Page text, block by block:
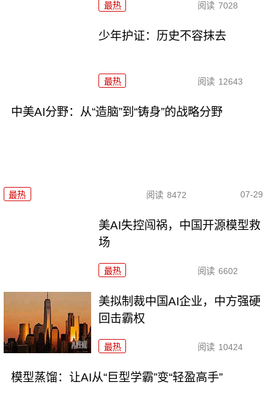
最热 阅读 7028
少年护证：历史不容抹去
最热 阅读 12643
中美AI分野：从“造脑”到“铸身”的战略分野
最热 阅读 8472 07-29
美AI失控闯祸，中国开源模型救
场
最热 阅读 6602
美拟制裁中国AI企业，中方强硬
回击霸权
最热 阅读 10424
模型蒸馏：让AI从“巨型学霸”变“轻盈高手”